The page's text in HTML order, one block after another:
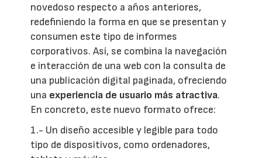
novedoso respecto a años anteriores,
redefiniendo la forma en que se presentan y
consumen este tipo de informes
corporativos. Así, se combina la navegación
e interacción de una web con la consulta de
una publicación digital paginada, ofreciendo
una experiencia de usuario más atractiva.
En concreto, este nuevo formato ofrece:
1.- Un diseño accesible y legible para todo
tipo de dispositivos, como ordenadores,